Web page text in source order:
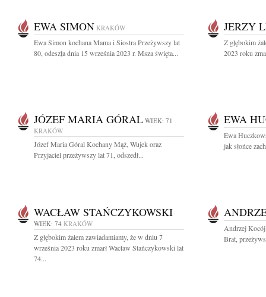
EWA SIMON KRAKÓW
Ewa Simon kochana Mama i Siostra Przeżywszy lat
80, odeszła dnia 15 września 2023 r. Msza święta...
JERZY
Z głębokim
2023 roku
JÓZEF MARIA GÓRAL WIEK: 71
KRAKÓW
Józef Maria Góral Kochany Mąż, Wujek oraz
Przyjaciel przeżywszy lat 71, odszedł...
EWA
Ewa
jak słońce
WACŁAW STAŃCZYKOWSKI
WIEK: 74 KRAKÓW
Z głębokim żalem zawiadamiamy, że w dniu 7
września 2023 roku zmarł Wacław Stańczykowski lat
74...
Andrzej
Brat,